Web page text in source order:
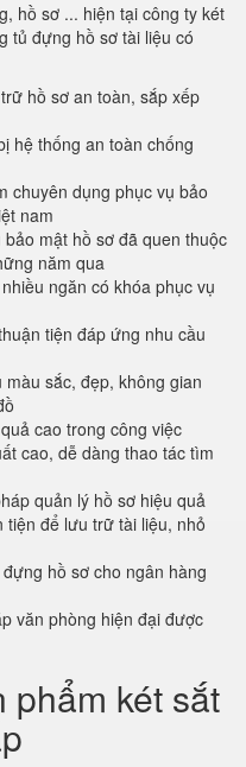
hồ sơ ... hiện tại công ty két
tủ đựng hồ sơ tài liệu có
hồ sơ an toàn, sắp xếp
hệ thống an toàn chống
chuyên dụng phục vụ bảo
nam
mật hồ sơ đã quen thuộc
năm qua
ngăn có khóa phục vụ
tiện đáp ứng nhu cầu
màu sắc, đẹp, không gian
cao trong công việc
cao, dễ dàng thao tác tìm
quản lý hồ sơ hiệu quả
tiện để lưu trữ tài liệu, nhỏ
hồ sơ cho ngân hàng
văn phòng hiện đại được
phẩm két sắt